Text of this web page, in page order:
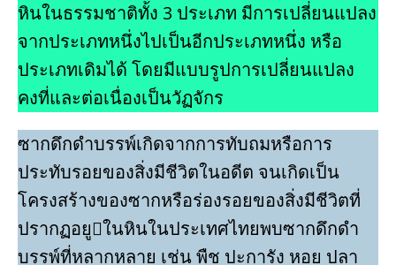
หินในธรรมชาติทั้ง 3 ประเภท มีการเปลี่ยนแปลง
จากประเภทหนึ่งไปเป็นอีกประเภทหนึ่ง หรือ
ประเภทเดิมได้ โดยมีแบบรูปการเปลี่ยนแปลง
คงที่และต่อเนื่องเป็นวัฏจักร
ซากดึกดําบรรพ์เกิดจากการทับถมหรือการ
ประทับรอยของสิ่งมีชีวิตในอดีต จนเกิดเป็น
โครงสร้างของซากหรือร่องรอยของสิ่งมีชีวิตที่
ปรากฏอยูในหินในประเทศไทยพบซากดึกดํา
บรรพ์ที่หลากหลาย เช่น พืช ปะการัง หอย ปลา